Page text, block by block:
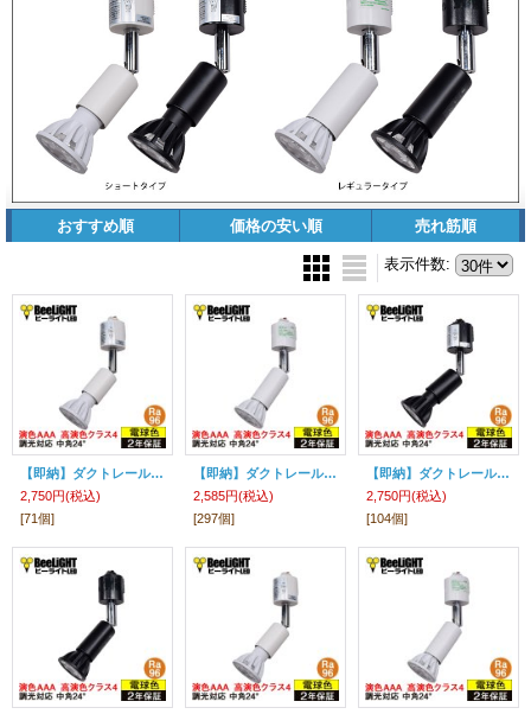
おすすめ順 価格の安い順 売れ筋順
表示件数:
【即納】ダクトレール用スポットライトショート器具セット LED電球 E11 【高演色 クラス4】 【演色AAA】 高演色Ra96 調光器対応 フリッカーフリー 中角24° Whiteモデル 電球色3000K 530lm 7W(ダイクロハロゲン60W相当) JDRφ50タイプ + LCX100E112WHショートセット 2年保証
2,750円(税込)
[71個]
【即納】ダクトレール用スポットライト器具セット LED電球 E11 【高演色 クラス4】 【演色AAA】 高演色Ra96 調光器対応 フリッカーフリー 中角24° Whiteモデル 電球色3000K 530lm 7W(ダイクロハロゲン60W相当) JDRφ50タイプ + AR-RB-Wセット 2年保証
2,585円(税込)
[297個]
【即納】ダクトレール用スポットライトショート器具セット LED電球 E11 【高演色 クラス4】 【演色AAA】 高演色Ra96 調光器対応 フリッカーフリー 中角24° Blackモデル 電球色3000K 530lm 7W(ダイクロハロゲン60W相当) JDRφ50タイプ + LCX100E112BKショートセット 2年保証
2,750円(税込)
[104個]